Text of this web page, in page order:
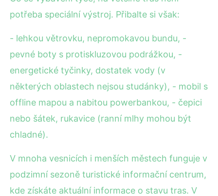
potřeba speciální výstroj. Přibalte si však:
- lehkou větrovku, nepromokavou bundu, -
pevné boty s protiskluzovou podrážkou, -
energetické tyčinky, dostatek vody (v
některých oblastech nejsou studánky), - mobil s
offline mapou a nabitou powerbankou, - čepici
nebo šátek, rukavice (ranní mlhy mohou být
chladné).
V mnoha vesnicích i menších městech funguje v
podzimní sezoně turistické informační centrum,
kde získáte aktuální informace o stavu tras. V